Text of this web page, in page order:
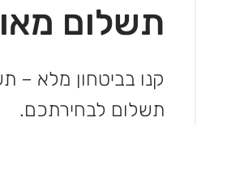
תשלום
קנו בביטחון מלא –
תשלום לבחירתכם.